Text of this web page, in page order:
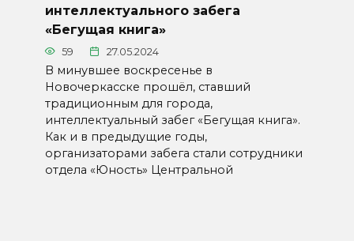
интеллектуального забега
«Бегущая книга»
59 27.05.2024
В минувшее воскресенье в
Новочеркасске прошёл, ставший
традиционным для города,
интеллектуальный забег «Бегущая книга».
Как и в предыдущие годы,
организаторами забега стали сотрудники
отдела «Юность» Центральной